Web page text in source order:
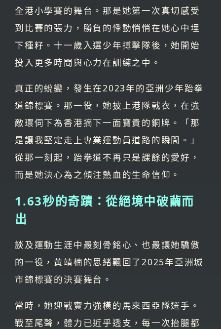
全港小學賽的舞台。那是她第一次真切感受
到比賽的張力，勝負的悸動悄悄在她心中埋
下種籽。十一歲入選少年搏擊隊後，她開始
投入更多時間與心力在訓練之中。
真正的蛻變，發生在2023年的亞洲少年跆拳
道錦標賽。那一役，她披上港隊戰衣，在強
敵環伺下為香港摘下一面寶貴的銅牌。「那
是讓我堅定走上專業運動員道路的瞬間。」
從那一刻起，跆拳道不再只是課餘的愛好，
而是她決心為之傾注熱血的生命信仰。
1.63秒的奇蹟：從絕境中破繭而
出
談及運動生涯中最刻骨銘心、也最讓她驕傲
的一役，黃靖楠的思緒飄回了2025年亞洲城
市錦標賽的決賽舞台。
當時，她迎戰實力強橫的馬來西亞隊選手。
戰至尾聲，體力已近乎透支，每一次抬腿都